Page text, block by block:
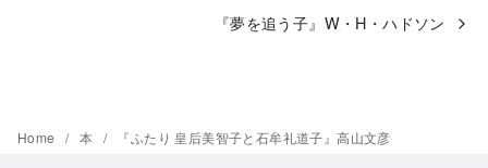
『夢を追う子』W・H・ハドソン
Home 本 『ふたり 皇后美智子と石牟礼道子』高山文彦